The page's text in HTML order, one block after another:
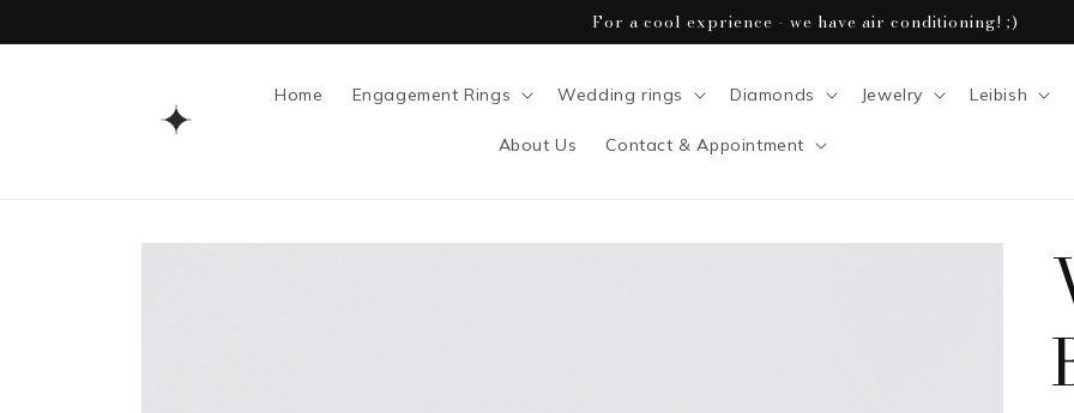
For a cool exprience - we have air conditioning! ;)
Home Engagement Rings Wedding rings Diamonds Jewelry Leibish
About Us Contact & Appointment
SKIP TO